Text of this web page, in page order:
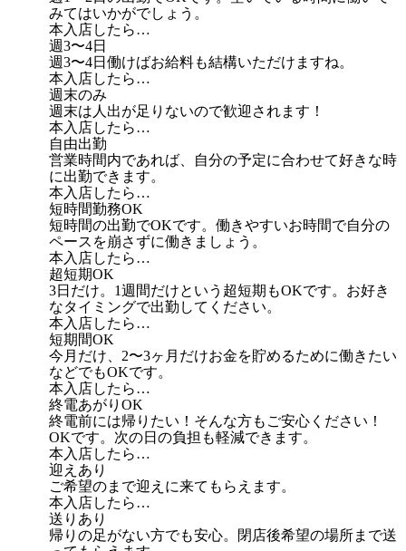
みてはいかがでしょう。
本入店したら…
週3〜4日
週3〜4日働けばお給料も結構いただけますね。
本入店したら…
週末のみ
週末は人出が足りないので歓迎されます！
本入店したら…
自由出勤
営業時間内であれば、自分の予定に合わせて好きな時
に出勤できます。
本入店したら…
短時間勤務OK
短時間の出勤でOKです。働きやすいお時間で自分の
ペースを崩さずに働きましょう。
本入店したら…
超短期OK
3日だけ。1週間だけという超短期もOKです。お好き
なタイミングで出勤してください。
本入店したら…
短期間OK
今月だけ、2〜3ヶ月だけお金を貯めるために働きたい
などでもOKです。
本入店したら…
終電あがりOK
終電前には帰りたい！そんな方もご安心ください！
OKです。次の日の負担も軽減できます。
本入店したら…
迎えあり
ご希望のまで迎えに来てもらえます。
本入店したら…
送りあり
帰りの足がない方でも安心。閉店後希望の場所まで送